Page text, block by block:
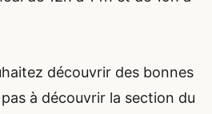
découvrir des bonnes
pas à découvrir la section du